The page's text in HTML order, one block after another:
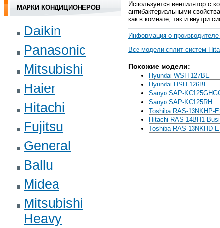
МАРКИ КОНДИЦИОНЕРОВ
Daikin
Panasonic
Mitsubishi
Haier
Hitachi
Fujitsu
General
Ballu
Midea
Mitsubishi
Heavy
Используется вентилятор с
антибактериальными
как в комнате, так и внутри
Информация о
Все модели сплит систем
Похожие модели:
Hyundai WSH-127BE
Hyundai HSH-126BE
Sanyo SAP-
Sanyo SAP-KC125RH
Toshiba RAS-13NKHP-
Hitachi RAS-14BH1
Toshiba RAS-13NKHD-E